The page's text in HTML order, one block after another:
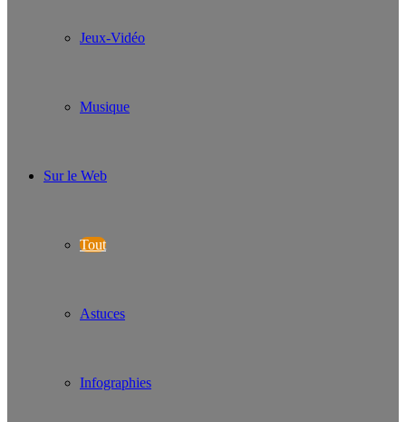
Jeux-Vidéo
Musique
Sur le Web
Tout
Astuces
Infographies